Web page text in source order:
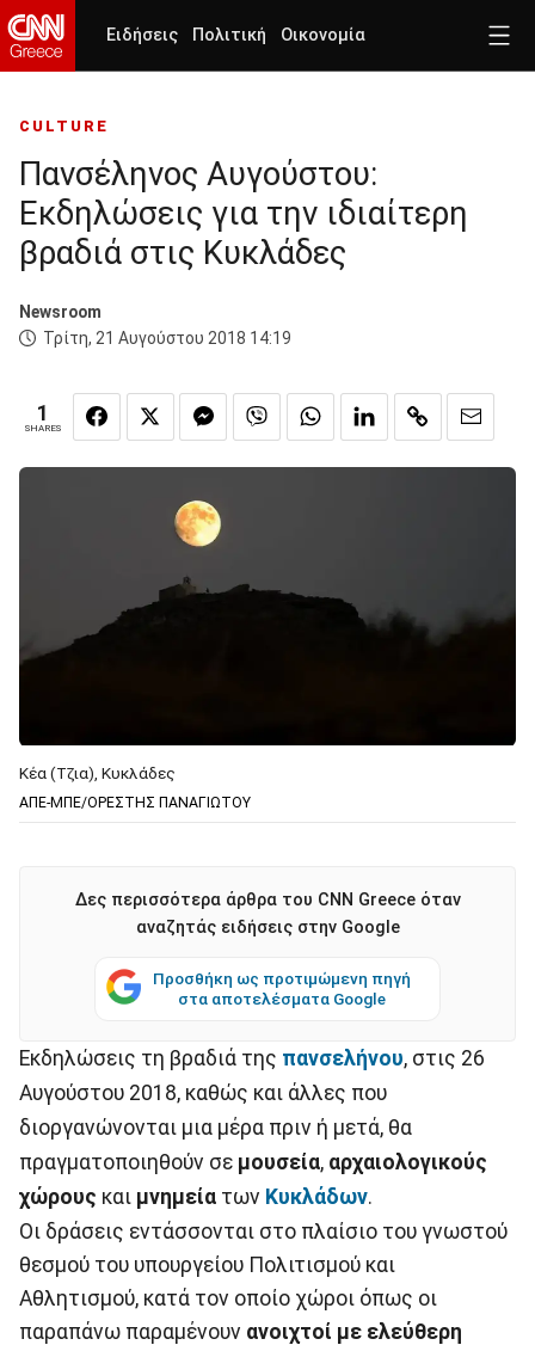
Ειδήσεις Πολιτική Οικονομία
CULTURE
Πανσέληνος Αυγούστου:
Εκδηλώσεις για την ιδιαίτερη
βραδιά στις Κυκλάδες
Newsroom
Τρίτη, 21 Αυγούστου 2018 14:19
1
SHARES
Κέα (Τζια), Κυκλάδες
ΑΠΕ-ΜΠΕ/ΟΡΕΣΤΗΣ ΠΑΝΑΓΙΩΤΟΥ
Δες περισσότερα άρθρα του CNN Greece όταν
αναζητάς ειδήσεις στην Google
Προσθήκη ως προτιμώμενη πηγή
στα αποτελέσματα Google
Εκδηλώσεις τη βραδιά της πανσελήνου, στις 26
Αυγούστου 2018, καθώς και άλλες που
διοργανώνονται μια μέρα πριν ή μετά, θα
πραγματοποιηθούν σε μουσεία, αρχαιολογικούς
χώρους και μνημεία των Κυκλάδων.
Οι δράσεις εντάσσονται στο πλαίσιο του γνωστού
θεσμού του υπουργείου Πολιτισμού και
Αθλητισμού, κατά τον οποίο χώροι όπως οι
παραπάνω παραμένουν ανοιχτοί με ελεύθερη